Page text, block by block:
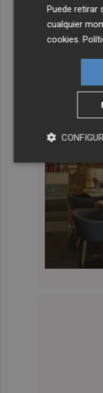
Puede retirar
cualquier
cookies .